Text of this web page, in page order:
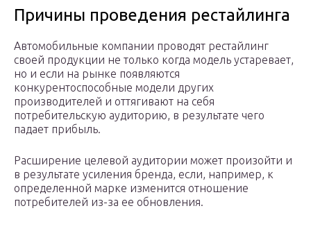
Причины проведения рестайлинга
Автомобильные компании проводят рестайлинг
своей продукции не только когда модель устаревает,
но и если на рынке появляются
конкурентоспособные модели других
производителей и оттягивают на себя
потребительскую аудиторию, в результате чего
падает прибыль.
Расширение целевой аудитории может произойти и
в результате усиления бренда, если, например, к
определенной марке изменится отношение
потребителей из-за ее обновления.